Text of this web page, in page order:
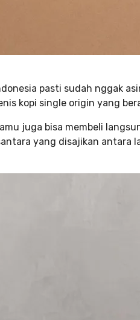
pasti sudah nggak
kopi single origin yang
juga bisa membeli
yang disajikan antara